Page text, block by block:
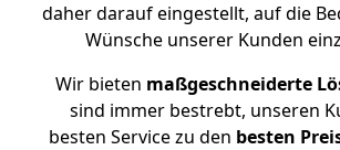
daher darauf eingestellt, auf die
Wünsche unserer Kunden
Wir bieten maßgeschneiderte
sind immer bestrebt, unseren
besten Service zu den besten